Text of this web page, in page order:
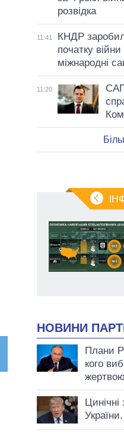
розвідка
11:41
КНДР
початку війни
міжнародні
11:20